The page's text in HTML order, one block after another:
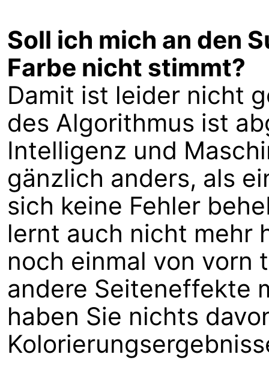
Soll ich mich an den
Farbe nicht stimmt?
Damit ist leider nicht
des Algorithmus ist
Intelligenz und
gänzlich anders, als
sich keine Fehler
lernt auch nicht mehr
noch einmal von vorn
andere Seiteneffekte
haben Sie nichts